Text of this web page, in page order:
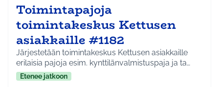
Toimintapajoja
toimintakeskus Kettusen
asiakkaille #1182
Järjestetään toimintakeskus Kettusen asiakkaille
erilaisia pajoja esim. kynttilänvalmistuspaja ja ta…
Etenee jatkoon